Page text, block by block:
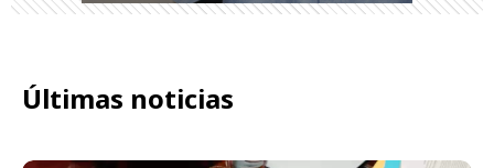
Últimas noticias